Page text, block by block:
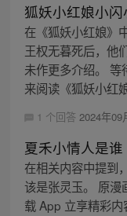
狐妖小红娘小
在《狐妖小红娘》
王权无暮死后，他
未作更多介绍。
来阅读《狐妖小红
1 个回答 2024年09
夏禾小情人是谁
在相关内容中提到
该是张灵玉。 原漫
载 App 立享精彩内